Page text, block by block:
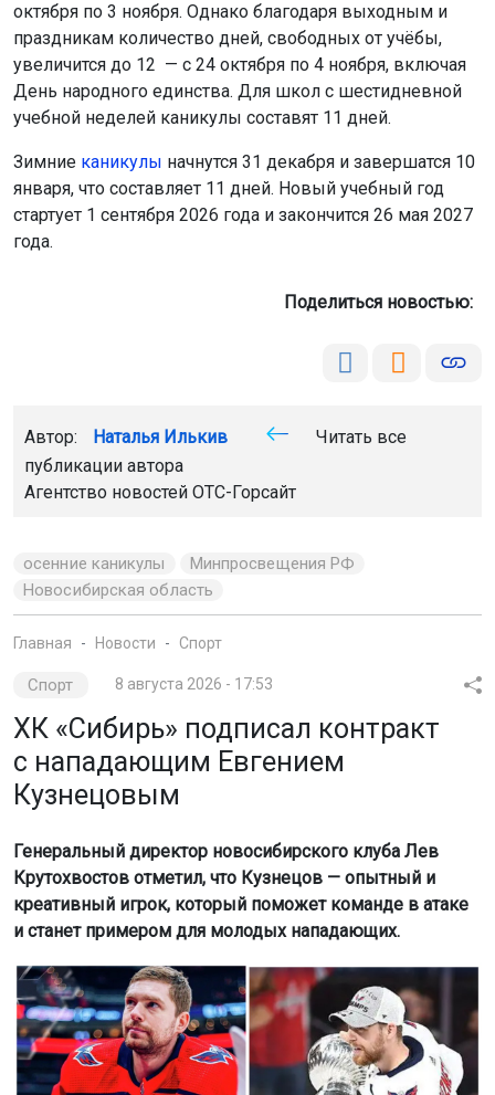
октября по 3 ноября. Однако благодаря выходным и
праздникам количество дней, свободных от учёбы,
увеличится до 12 — с 24 октября по 4 ноября, включая
День народного единства. Для школ с шестидневной
учебной неделей каникулы составят 11 дней.
Зимние каникулы начнутся 31 декабря и завершатся 10
января, что составляет 11 дней. Новый учебный год
стартует 1 сентября 2026 года и закончится 26 мая 2027
года.
Поделиться новостью:
Автор: Наталья Илькив
Читать все
публикации автора
Агентство новостей ОТС-Горсайт
осенние каникулы
Минпросвещения РФ
Новосибирская область
Главная Новости Спорт
Спорт 8 августа 2026 - 17:53
ХК «Сибирь» подписал контракт
с нападающим Евгением
Кузнецовым
Генеральный директор новосибирского клуба Лев
Крутохвостов отметил, что Кузнецов — опытный и
креативный игрок, который поможет команде в атаке
и станет примером для молодых нападающих.